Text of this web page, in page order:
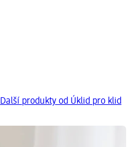
Další produkty od Úklid pro klid